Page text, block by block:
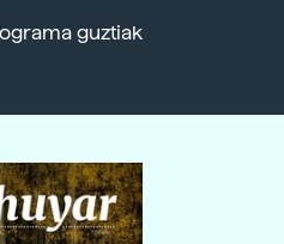
guztiak